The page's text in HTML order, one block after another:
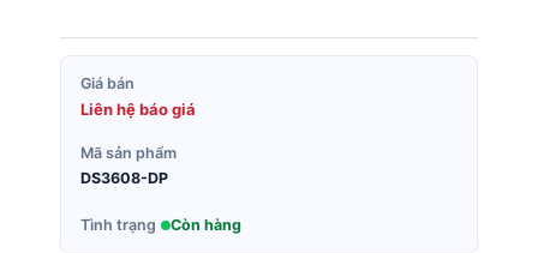
Giá bán
Liên hệ báo giá
Mã sản phẩm
DS3608-DP
Tình trạng Còn hàng